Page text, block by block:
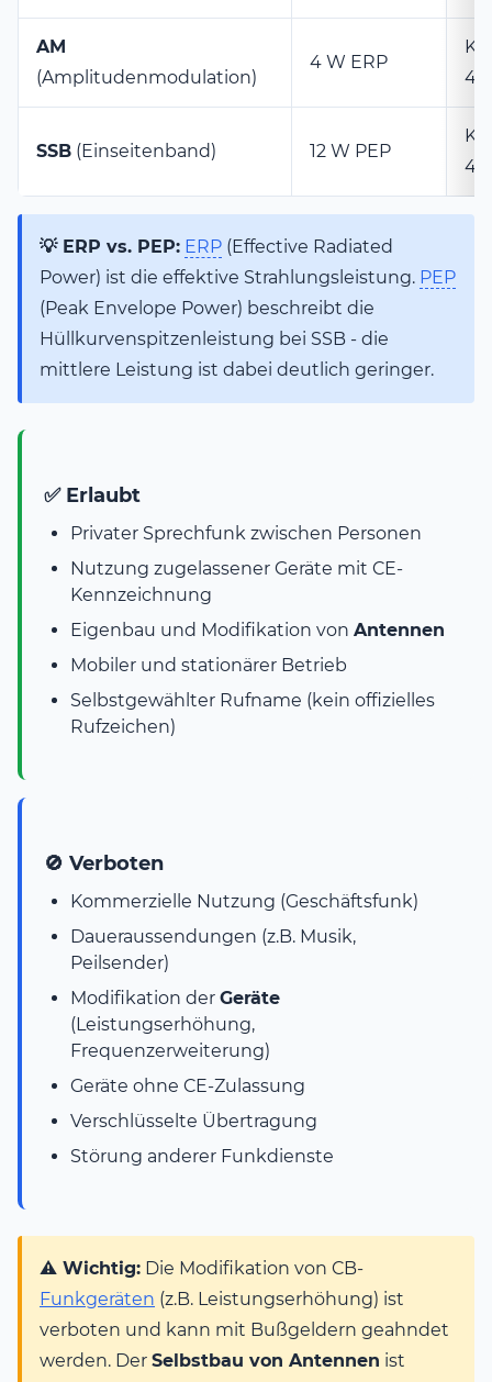
AM
(Amplitudenmodulation)
4 W ERP
40
SSB (Einseitenband) 12 W PEP
40
💡 ERP vs. PEP: ERP (Effective Radiated
Power) ist die effektive Strahlungsleistung. PEP
(Peak Envelope Power) beschreibt die
Hüllkurvenspitzenleistung bei SSB - die
mittlere Leistung ist dabei deutlich geringer.
✅ Erlaubt
Privater Sprechfunk zwischen Personen
Nutzung zugelassener Geräte mit CE-
Kennzeichnung
Eigenbau und Modifikation von Antennen
Mobiler und stationärer Betrieb
Selbstgewählter Rufname (kein offizielles
Rufzeichen)
🚫 Verboten
Kommerzielle Nutzung (Geschäftsfunk)
Daueraussendungen (z.B. Musik,
Peilsender)
Modifikation der Geräte
(Leistungserhöhung,
Frequenzerweiterung)
Geräte ohne CE-Zulassung
Verschlüsselte Übertragung
Störung anderer Funkdienste
⚠️ Wichtig: Die Modifikation von CB-
Funkgeräten (z.B. Leistungserhöhung) ist
verboten und kann mit Bußgeldern geahndet
werden. Der Selbstbau von Antennen ist